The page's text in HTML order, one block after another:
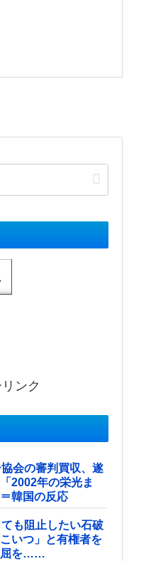
ンク
会の審判買収、遂
2002年の栄光ま
韓国の反応
も阻止したい石破
いつ」と有権者を
屈を……